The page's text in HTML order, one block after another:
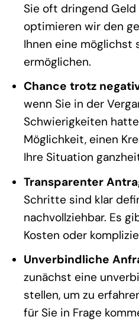
Sie oft dringend
optimieren wir den
Ihnen eine möglichst
ermöglichen.
Chance trotz
wenn Sie in der
Schwierigkeiten
Möglichkeit, einen
Ihre Situation
Transparenter
Schritte sind klar
nachvollziehbar. Es
Kosten oder
Unverbindliche
zunächst eine
stellen, um zu
für Sie in Frage